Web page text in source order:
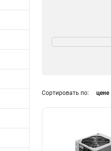
220V 221
Мощность
300W 4
Сортировать по: цене